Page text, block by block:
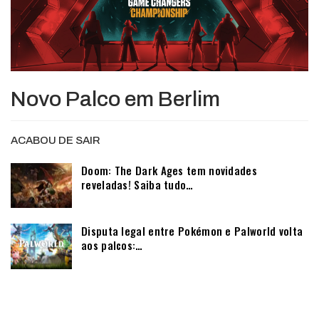
Novo Palco em Berlim
ACABOU DE SAIR
Doom: The Dark Ages tem novidades
reveladas! Saiba tudo…
Disputa legal entre Pokémon e Palworld volta
aos palcos:…